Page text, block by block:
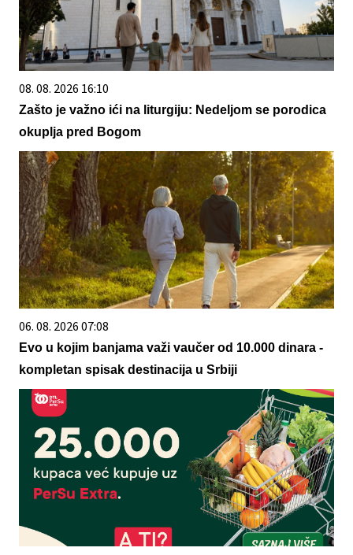
08. 08. 2026 16:10
Zašto je važno ići na liturgiju: Nedeljom se porodica
okuplja pred Bogom
06. 08. 2026 07:08
Evo u kojim banjama važi vaučer od 10.000 dinara -
kompletan spisak destinacija u Srbiji